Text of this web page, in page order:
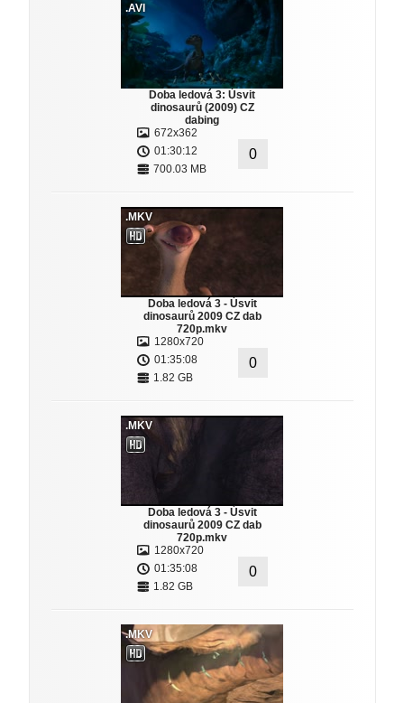
.AVI
Doba ledová 3: Úsvit
dinosaurů (2009) CZ
dabing
672x362
01:30:12
700.03 MB
0
.MKV
Doba ledová 3 - Úsvit
dinosaurů 2009 CZ dab
720p.mkv
1280x720
01:35:08
1.82 GB
0
.MKV
Doba ledová 3 - Úsvit
dinosaurů 2009 CZ dab
720p.mkv
1280x720
01:35:08
1.82 GB
0
.MKV